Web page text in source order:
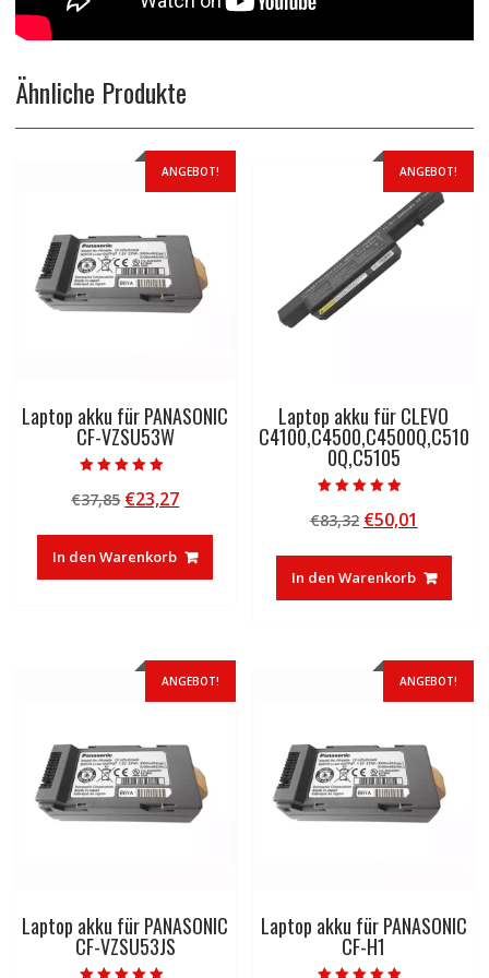
Ähnliche Produkte
ANGEBOT!
Laptop akku für PANASONIC
CF-VZSU53W
5.00
von 5
€37,85 Ursprünglicher
war:
€37,85
€23,27Aktueller
ist:
€23,27.
In den Warenkorb
ANGEBOT!
Laptop akku für CLEVO
C4100,C4500,C4500Q,C510
0Q,C5105
4.50
von 5
€83,32 Ursprünglicher
war:
€83,32
€50,01
ist:
€50,01.
In den Warenkorb
ANGEBOT!
Laptop akku für PANASONIC
CF-VZSU53JS
ANGEBOT!
Laptop akku für PANASONIC
CF-H1